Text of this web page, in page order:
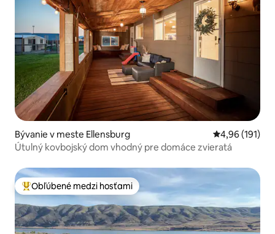
Bývanie v meste Ellensburg Priemerné
4,96 (191)
Útulný kovbojský dom vhodný pre domáce zvieratá
Najobľúbenejšie medzi hosťami
Obľúbené medzi hosťami